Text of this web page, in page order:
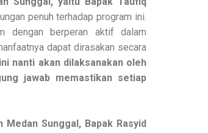
penuh terhadap program ini.
dengan berperan aktif dalam
dapat dirasakan secara
nanti akan dilaksanakan oleh
jawab memastikan setiap
Sunggal, Bapak Rasyid